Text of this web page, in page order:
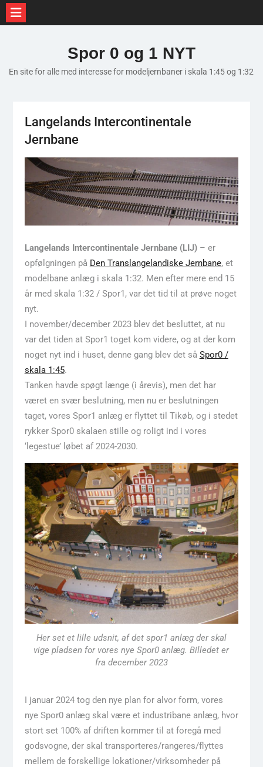
Spor 0 og 1 NYT
En site for alle med interesse for modeljernbaner i skala 1:45 og 1:32
Langelands Intercontinentale
Jernbane
Langelands Intercontinentale Jernbane (LIJ)– er
opfølgningen på Den Translangelandiske Jernbane, et
modelbane anlæg i skala 1:32. Men efter mere end 15
år med skala 1:32 / Spor1, var det tid til at prøve noget
nyt.
I november/december 2023 blev det besluttet, at nu
var det tiden at Spor1 toget kom videre, og at der kom
noget nyt ind i huset, denne gang blev det så Spor0 /
skala 1:45.
Tanken havde spøgt længe (i årevis), men det har
været en svær beslutning, men nu er beslutningen
taget, vores Spor1 anlæg er flyttet til Tikøb, og i stedet
rykker Spor0 skalaen stille og roligt ind i vores
‘legestue’ løbet af 2024-2030.
Her set et lille udsnit, af det spor1 anlæg der skal
vige pladsen for vores nye Spor0 anlæg. Billedet er
fra december 2023
I januar 2024 tog den nye plan for alvor form, vores
nye Spor0 anlæg skal være et industribane anlæg, hvor
stort set 100% af driften kommer til at foregå med
godsvogne, der skal transporteres/rangeres/flyttes
mellem de forskellige lokationer/virksomheder på